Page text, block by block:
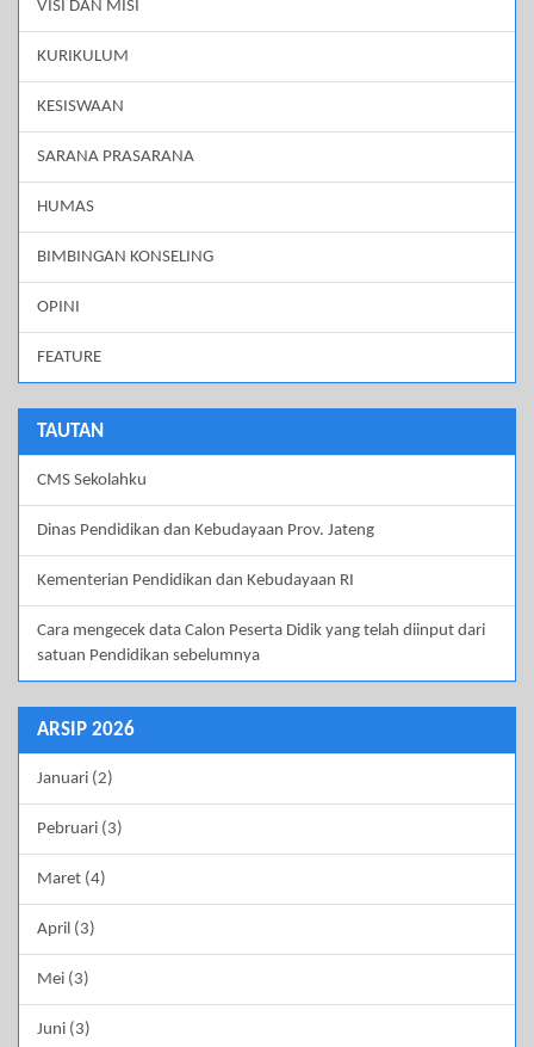
VISI DAN MISI
KURIKULUM
KESISWAAN
SARANA PRASARANA
HUMAS
BIMBINGAN KONSELING
OPINI
FEATURE
TAUTAN
CMS Sekolahku
Dinas Pendidikan dan Kebudayaan Prov. Jateng
Kementerian Pendidikan dan Kebudayaan RI
Cara mengecek data Calon Peserta Didik yang telah diinput dari
satuan Pendidikan sebelumnya
ARSIP 2026
Januari (2)
Pebruari (3)
Maret (4)
April (3)
Mei (3)
Juni (3)